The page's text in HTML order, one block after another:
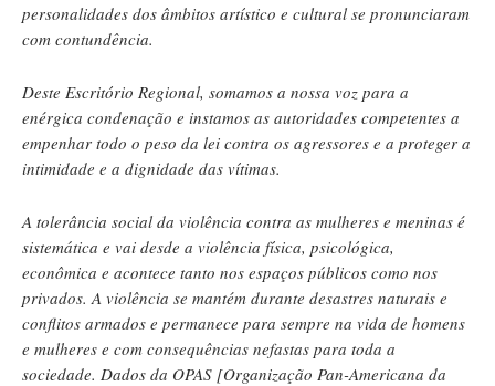
personalidades dos âmbitos artístico e cultural se pronunciaram
com contundência.
Deste Escritório Regional, somamos a nossa voz para a
enérgica condenação e instamos as autoridades competentes a
empenhar todo o peso da lei contra os agressores e a proteger a
intimidade e a dignidade das vítimas.
A tolerância social da violência contra as mulheres e meninas é
sistemática e vai desde a violência física, psicológica,
econômica e acontece tanto nos espaços públicos como nos
privados. A violência se mantém durante desastres naturais e
conflitos armados e permanece para sempre na vida de homens
e mulheres e com consequências nefastas para toda a
sociedade. Dados da OPAS [Organização Pan-Americana da